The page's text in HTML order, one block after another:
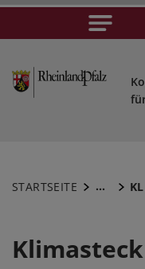
STARTSEITE ...